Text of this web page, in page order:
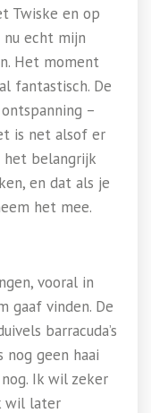
Twiske en op
nu echt mijn
Het moment
fantastisch. De
–
is net alsof er
het belangrijk
en dat als je
het mee.
vooral in
gaaf vinden. De
barracuda’s
nog geen haai
Ik wil zeker
wil later